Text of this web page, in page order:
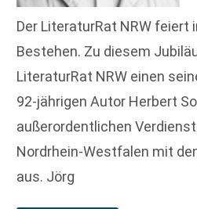
Der LiteraturRat NRW feiert
Bestehen. Zu diesem
LiteraturRat NRW einen
92-jährigen Autor Herbert
außerordentlichen
Nordrhein-Westfalen mit
aus. Jörg